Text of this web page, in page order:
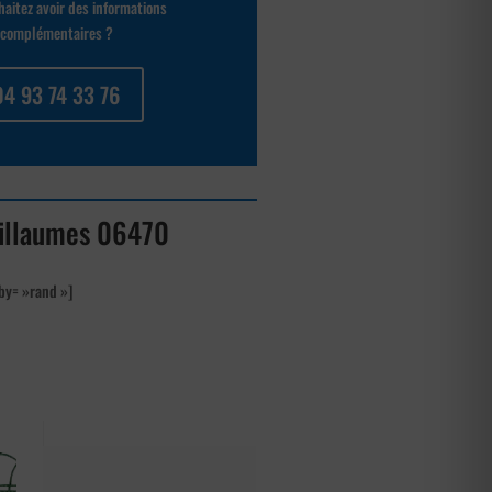
avoir des informations
complémentaires ?
93 74 33 76
06470
»rand »]